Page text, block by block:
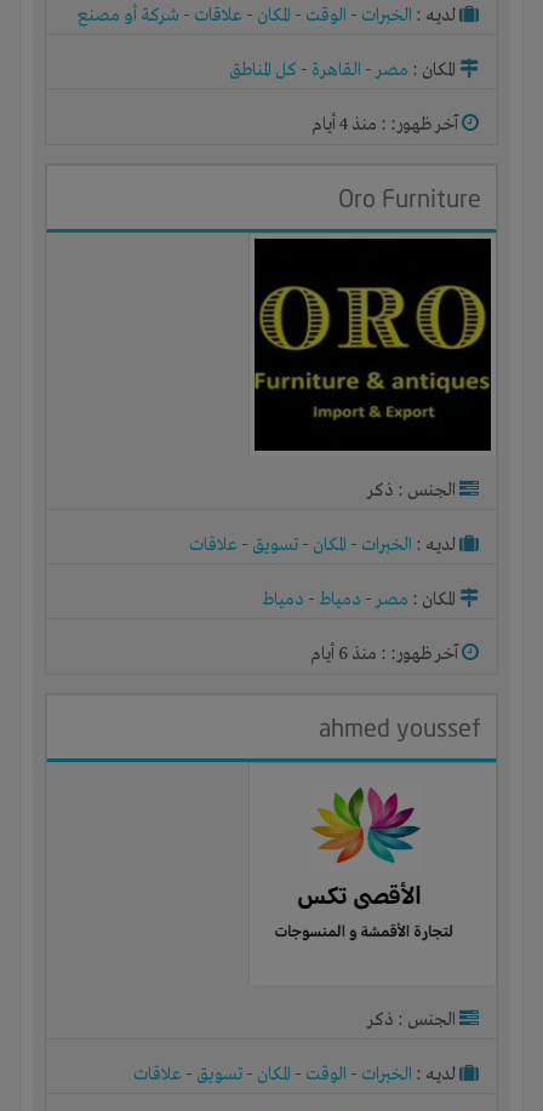
لديـه : الخبرات - الوقت - المكان - علاقات - شركة أو مصنع
المكان : مصر- القاهرة - كل المناطق
آخر ظهور: : منذ 4 أيام
Oro Furniture
الجنس : ذكر
لديـه : الخبرات - المكان - تسويق - علاقات
المكان : مصر- دمياط- دمياط
آخر ظهور: : منذ 6 أيام
ahmed youssef
الجنس : ذكر
لديـه : الخبرات - الوقت - المكان - تسويق - علاقات